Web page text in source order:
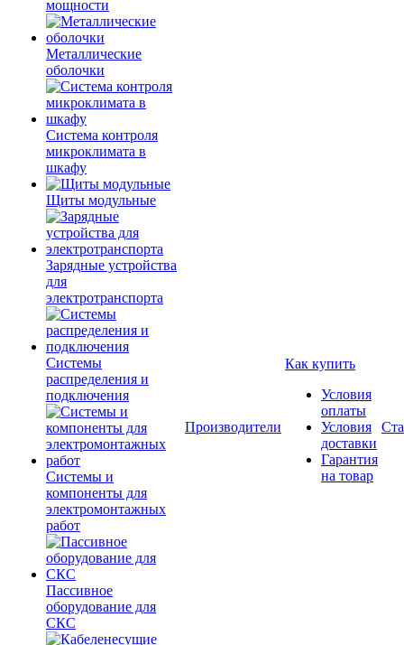
мощности
Металлические
оболочки
Система контроля
микроклимата в
шкафу
Щиты модульные
Зарядные устройства
для
электротранспорта
Системы
распределения и
подключения
Системы и
компоненты для
электромонтажных
работ
Пассивное
оборудование для
СКС
Производители
Как купить
Условия
оплаты
Условия
доставки
Гарантия
на товар